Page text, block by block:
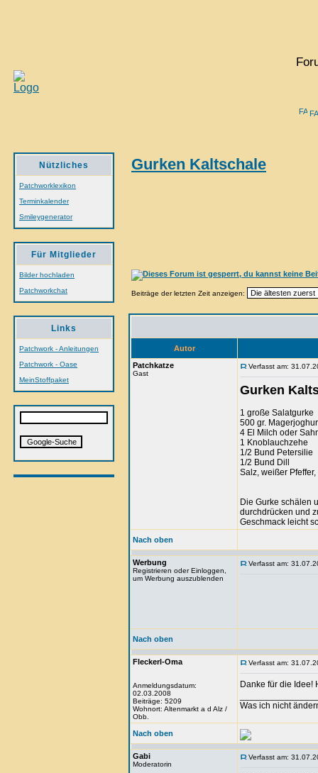
Nützliches
Patchworklexikon
Terminkalender
Smileygenerator
Für Mitglieder
Bilder hochladen
Patchworkchat
Links
Patchwork - Anleitungen
Patchwork - Oase
MeinStoffpaket
Gurken Kaltschale
Beiträge der letzten Zeit anzeigen:
Autor
Patchkatze
Gast
Verfasst am:
Gurken
1 große Salatgurke
500 gr.
4 El Milch oder
1 Knoblauchzehe
1/2 Bund Petersilie
1/2 Bund Dill
Salz, weißer
Die Gurke schälen
durchdrücken und
Geschmack leicht
Nach oben
Werbung
Registrieren oder Einloggen,
um Werbung auszublenden
Verfasst am:
Nach oben
Fleckerl-Oma
Anmeldungsdatum:
02.03.2008
Beiträge: 5209
Wohnort: Altenmarkt a d Alz /
Obb.
Verfasst am:
Danke für die
Was ich nicht
Nach oben
Gabi
Moderatorin
Verfasst am: